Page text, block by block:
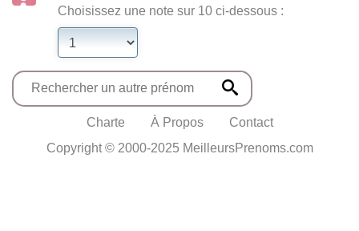
Choisissez une note sur 10 ci-dessous :
Charte À Propos
Contact
Copyright © 2000-2025 MeilleursPrenoms.com